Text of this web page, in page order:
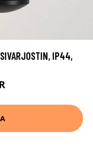
IP44,